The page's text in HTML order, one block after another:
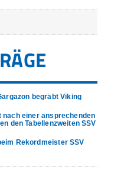
begräbt Viking
nach einer ansprechenden
den Tabellenzweiten SSV
Rekordmeister SSV